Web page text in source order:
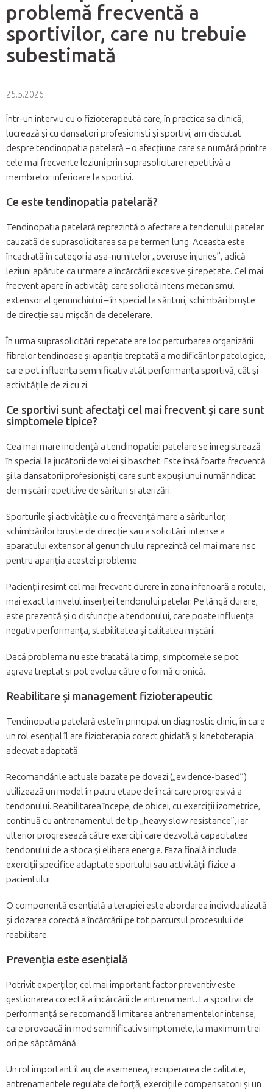
problemă frecventă a
sportivilor, care nu trebuie
subestimată
25.5.2026
Într-un interviu cu o fizioterapeută care, în practica sa clinică,
lucrează și cu dansatori profesioniști și sportivi, am discutat
despre tendinopatia patelară – o afecțiune care se numără printre
cele mai frecvente leziuni prin suprasolicitare repetitivă a
membrelor inferioare la sportivi.
Ce este tendinopatia patelară?
Tendinopatia patelară reprezintă o afectare a tendonului patelar
cauzată de suprasolicitarea sa pe termen lung. Aceasta este
încadrată în categoria așa-numitelor „overuse injuries”, adică
leziuni apărute ca urmare a încărcării excesive și repetate. Cel mai
frecvent apare în activități care solicită intens mecanismul
extensor al genunchiului – în special la sărituri, schimbări bruște
de direcție sau mișcări de decelerare.
În urma suprasolicitării repetate are loc perturbarea organizării
fibrelor tendinoase și apariția treptată a modificărilor patologice,
care pot influența semnificativ atât performanța sportivă, cât și
activitățile de zi cu zi.
Ce sportivi sunt afectați cel mai frecvent și care sunt
simptomele tipice?
Cea mai mare incidență a tendinopatiei patelare se înregistrează
în special la jucătorii de volei și baschet. Este însă foarte frecventă
și la dansatorii profesioniști, care sunt expuși unui număr ridicat
de mișcări repetitive de sărituri și aterizări.
Sporturile și activitățile cu o frecvență mare a săriturilor,
schimbărilor bruște de direcție sau a solicitării intense a
aparatului extensor al genunchiului reprezintă cel mai mare risc
pentru apariția acestei probleme.
Pacienții resimt cel mai frecvent durere în zona inferioară a rotulei,
mai exact la nivelul inserției tendonului patelar. Pe lângă durere,
este prezentă și o disfuncție a tendonului, care poate influența
negativ performanța, stabilitatea și calitatea mișcării.
Dacă problema nu este tratată la timp, simptomele se pot
agrava treptat și pot evolua către o formă cronică.
Reabilitare și management fizioterapeutic
Tendinopatia patelară este în principal un diagnostic clinic, în care
un rol esențial îl are fizioterapia corect ghidată și kinetoterapia
adecvat adaptată.
Recomandările actuale bazate pe dovezi („evidence-based”)
utilizează un model în patru etape de încărcare progresivă a
tendonului. Reabilitarea începe, de obicei, cu exerciții izometrice,
continuă cu antrenamentul de tip „heavy slow resistance”, iar
ulterior progresează către exerciții care dezvoltă capacitatea
tendonului de a stoca și elibera energie. Faza finală include
exerciții specifice adaptate sportului sau activității fizice a
pacientului.
O componentă esențială a terapiei este abordarea individualizată
și dozarea corectă a încărcării pe tot parcursul procesului de
reabilitare.
Prevenția este esențială
Potrivit experților, cel mai important factor preventiv este
gestionarea corectă a încărcării de antrenament. La sportivii de
performanță se recomandă limitarea antrenamentelor intense,
care provoacă în mod semnificativ simptomele, la maximum trei
ori pe săptămână.
Un rol important îl au, de asemenea, recuperarea de calitate,
antrenamentele regulate de forță, exercițiile compensatorii și un